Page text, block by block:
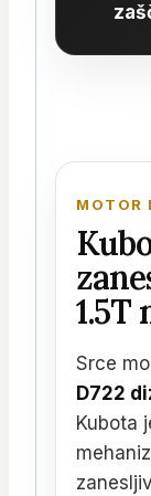
MOTOR
1.5T
Srce
D722
Kubota